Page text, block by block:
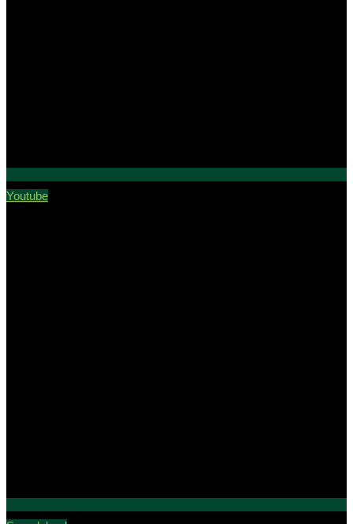
Youtube